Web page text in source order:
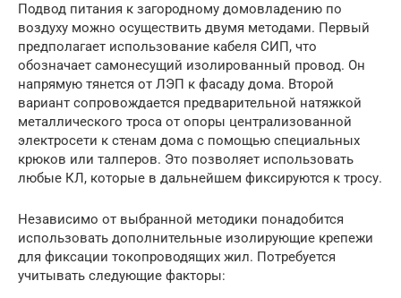
Подвод питания к загородному домовладению по
воздуху можно осуществить двумя методами. Первый
предполагает использование кабеля СИП, что
обозначает самонесущий изолированный провод. Он
напрямую тянется от ЛЭП к фасаду дома. Второй
вариант сопровождается предварительной натяжкой
металлического троса от опоры централизованной
электросети к стенам дома с помощью специальных
крюков или талперов. Это позволяет использовать
любые КЛ, которые в дальнейшем фиксируются к тросу.
Независимо от выбранной методики понадобится
использовать дополнительные изолирующие крепежи
для фиксации токопроводящих жил. Потребуется
учитывать следующие факторы: